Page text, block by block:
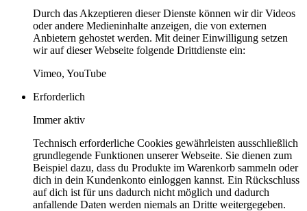
Durch das Akzeptieren dieser Dienste können wir dir Videos
oder andere Medieninhalte anzeigen, die von externen
Anbietern gehostet werden. Mit deiner Einwilligung setzen
wir auf dieser Webseite folgende Drittdienste ein:
Vimeo, YouTube
Erforderlich
Immer aktiv
Technisch erforderliche Cookies gewährleisten ausschließlich
grundlegende Funktionen unserer Webseite. Sie dienen zum
Beispiel dazu, dass du Produkte im Warenkorb sammeln oder
dich in dein Kundenkonto einloggen kannst. Ein Rückschluss
auf dich ist für uns dadurch nicht möglich und dadurch
anfallende Daten werden niemals an Dritte weitergegeben.